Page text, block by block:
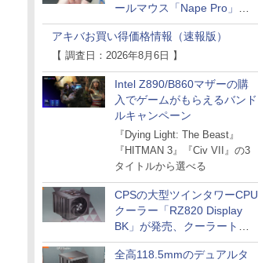
ールマウス「Nape Pro」が
Keychronから
アキバお買い得価格情報（速報版）
【 調査日：2026年8月6日 】
Intel Z890/B860マザーの購
入でゲームがもらえるバンド
ルキャンペーン
『Dying Light: The Beast』
『HITMAN 3』『Civ VII』の3
タイトルから選べる
CPSの大型ツインタワーCPU
クーラー「RZ820 Display
BK」が発売、クーラートッ
プに5インチ液晶搭載
全高118.5mmのデュアルタ